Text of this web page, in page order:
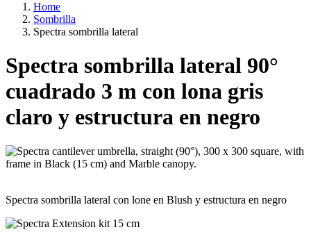
Home
Sombrilla
Spectra sombrilla lateral
Spectra sombrilla lateral 90°
cuadrado 3 m con lona gris
claro y estructura en negro
Spectra sombrilla lateral con lone en Blush y estructura en negro